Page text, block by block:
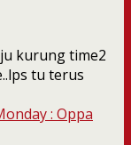
kurung time2
tu terus
: Oppa